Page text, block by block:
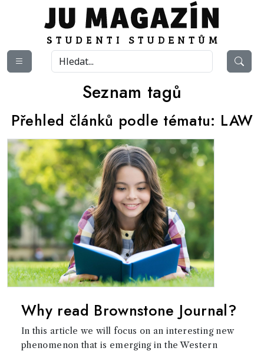
Seznam tagů
Přehled článků podle tématu: LAW
Why read Brownstone Journal?
In this article we will focus on an interesting new
phenomenon that is emerging in the Western